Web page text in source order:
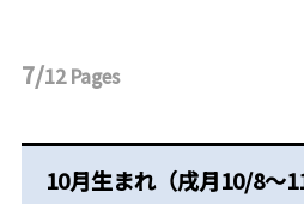
7/12Pages
10月生まれ（戌月10/8